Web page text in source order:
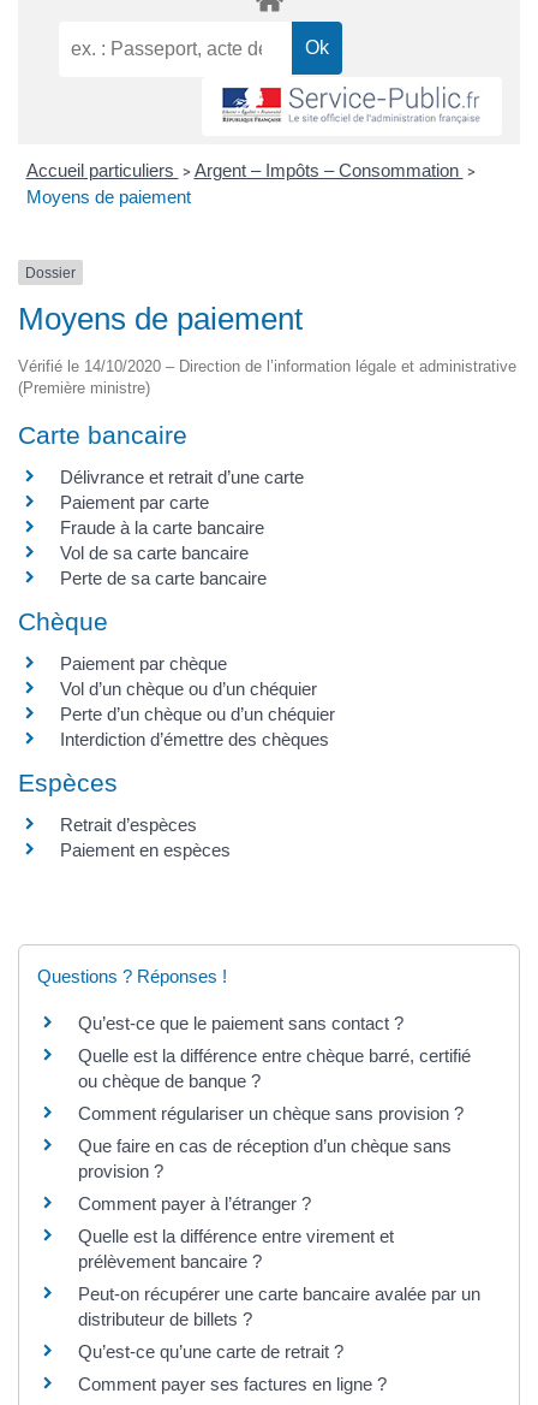
Accueil particuliers > Argent – Impôts – Consommation >
Moyens de paiement
Dossier
Moyens de paiement
Vérifié le 14/10/2020 – Direction de l’information légale et administrative
(Première ministre)
Carte bancaire
Délivrance et retrait d’une carte
Paiement par carte
Fraude à la carte bancaire
Vol de sa carte bancaire
Perte de sa carte bancaire
Chèque
Paiement par chèque
Vol d’un chèque ou d’un chéquier
Perte d’un chèque ou d’un chéquier
Interdiction d’émettre des chèques
Espèces
Retrait d’espèces
Paiement en espèces
Questions ? Réponses !
Qu’est-ce que le paiement sans contact ?
Quelle est la différence entre chèque barré, certifié
ou chèque de banque ?
Comment régulariser un chèque sans provision ?
Que faire en cas de réception d’un chèque sans
provision ?
Comment payer à l’étranger ?
Quelle est la différence entre virement et
prélèvement bancaire ?
Peut-on récupérer une carte bancaire avalée par un
distributeur de billets ?
Qu’est-ce qu’une carte de retrait ?
Comment payer ses factures en ligne ?